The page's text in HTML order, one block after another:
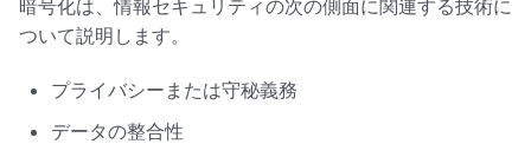
暗号化は、情報セキュリティの次の側面に関連する技術に
ついて説明します。
プライバシーまたは守秘義務
データの整合性